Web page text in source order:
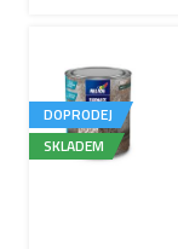
DOPRODEJ
SKLADEM